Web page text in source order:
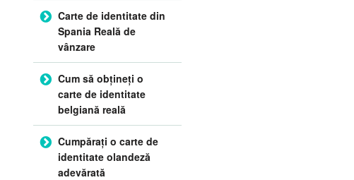
Carte de identitate din
Spania Reală de
vânzare
Cum să obțineți o
carte de identitate
belgiană reală
Cumpărați o carte de
identitate olandeză
adevărată